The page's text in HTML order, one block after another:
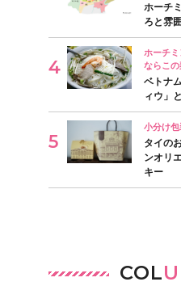
ホーチ
ろと雰
ホーチ
ならこの
ベトナ
ィウ」
小分け
タイの
ンオリ
キー
COLU